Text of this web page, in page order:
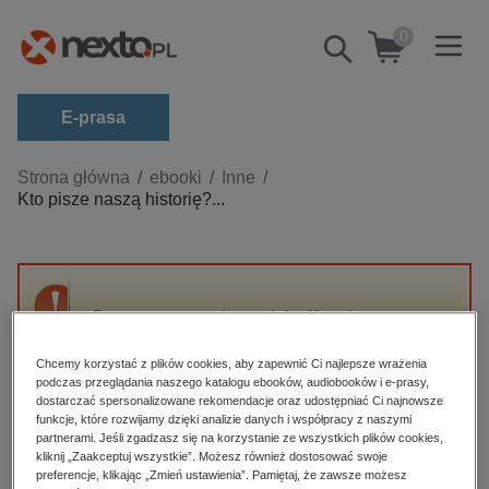
Pokaż/schowaj
wyszukiwarkę
0
E-prasa
Kategorie
Zobacz wszystkie E-prasa
budownictwo, aranżacja wnętrz
dzienniki
edukacja
hobby, sport, rozrywka
komputery, internet, technologie, informatyka
Strona główna ebooki
Inne
Kto pisze naszą historię?...
Przepraszamy, ale produkt „Kto pisze naszą
nie jest dostępny.
High-contrast mode
Polecane
Chcemy korzystać z plików cookies, aby zapewnić Ci najlepsze wrażenia
podczas przeglądania naszego katalogu ebooków, audiobooków i e-prasy,
dostarczać spersonalizowane rekomendacje oraz udostępniać Ci najnowsze
funkcje, które rozwijamy dzięki analizie danych i współpracy z naszymi
partnerami. Jeśli zgadzasz się na korzystanie ze wszystkich plików cookies,
kliknij „Zaakceptuj wszystkie”. Możesz również dostosować swoje
preferencje, klikając „Zmień ustawienia”. Pamiętaj, że zawsze możesz